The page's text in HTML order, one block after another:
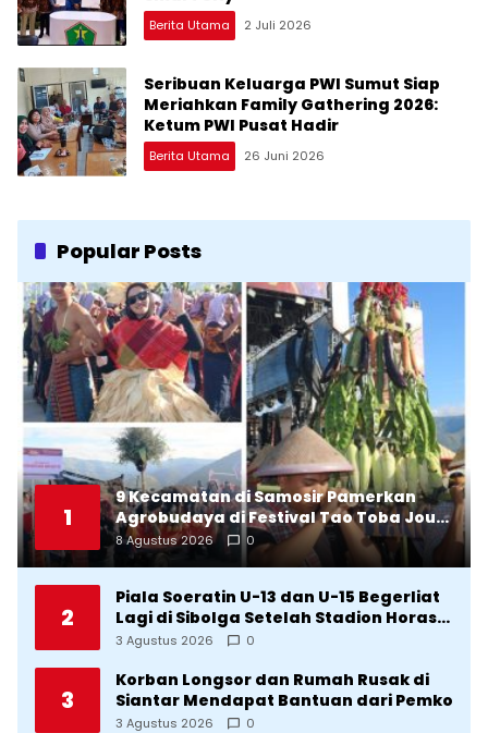
Berita Utama 2 Juli 2026
Seribuan Keluarga PWI Sumut Siap
Meriahkan Family Gathering 2026:
Ketum PWI Pusat Hadir
Berita Utama 26 Juni 2026
Popular Posts
1
9 Kecamatan di Samosir Pamerkan
Agrobudaya di Festival Tao Toba Jou-
Jou 2026: Membranding Produk Lokal
agar Terkenal
8 Agustus 2026 0
2
Piala Soeratin U-13 dan U-15 Begerliat
Lagi di Sibolga Setelah Stadion Horas
Direvitalisasi Wali Kota
3 Agustus 2026 0
3
Korban Longsor dan Rumah Rusak di
Siantar Mendapat Bantuan dari Pemko
3 Agustus 2026 0